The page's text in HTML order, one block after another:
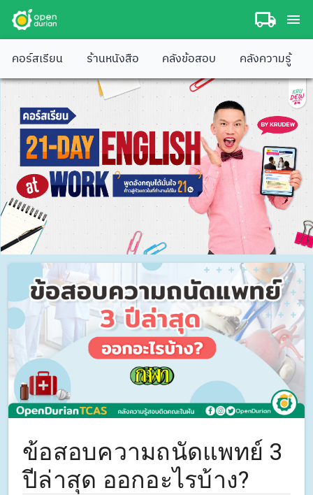
คอร์สเรียน ร้านหนังสือ คลังข้อสอบ คลังความรู้
ข้อสอบความถนัดแพทย์ 3
ปีล่าสุด ออกอะไรบ้าง?